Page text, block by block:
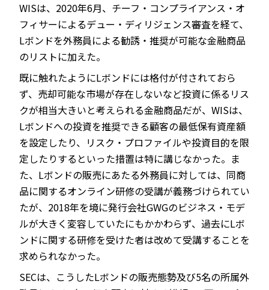
WISは、2020年6月、チーフ・コンプライアンス・オ
フィサーによるデュー・ディリジェンス審査を経て、
Lボンドを外務員による勧誘・推奨が可能な金融商品
のリストに加えた。
既に触れたようにLボンドには格付が付されておら
ず、売却可能な市場が存在しないなど投資に係るリス
クが相当大きいと考えられる金融商品だが、WISは、
Lボンドへの投資を推奨できる顧客の最低保有資産額
を設定したり、リスク・プロファイルや投資目的を限
定したりするといった措置は特に講じなかった。ま
た、Lボンドの販売にあたる外務員に対しては、同商
品に関するオンライン研修の受講が義務づけられてい
たが、2018年を境に発行会社GWGのビジネス・モデ
ルが大きく変容していたにもかかわらず、過去にLボ
ンドに関する研修を受けた者は改めて受講することを
求められなかった。
SECは、こうしたLボンドの販売態勢及び5名の所属外